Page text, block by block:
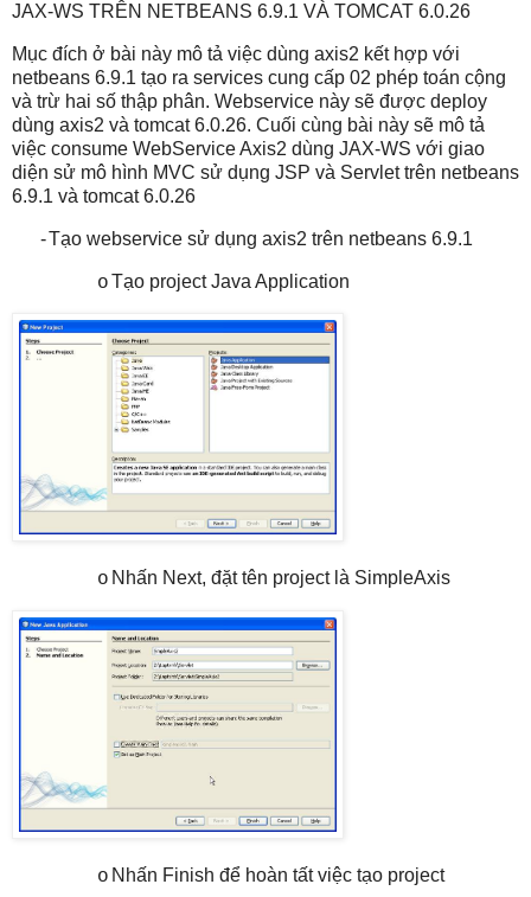
JAX-WS TRÊN NETBEANS 6.9.1 VÀ TOMCAT 6.0.26
Mục đích ở bài này mô tả việc dùng axis2 kết hợp với
netbeans 6.9.1 tạo ra services cung cấp 02 phép toán cộng
và trừ hai số thập phân. Webservice này sẽ được deploy
dùng axis2 và tomcat 6.0.26. Cuối cùng bài này sẽ mô tả
việc consume WebService Axis2 dùng JAX-WS với giao
diện sử mô hình MVC sử dụng JSP và Servlet trên netbeans
6.9.1 và tomcat 6.0.26
-Tạo webservice sử dụng axis2 trên netbeans 6.9.1
oTạo project Java Application
o Nhấn Next, đặt tên project là SimpleAxis
o Nhấn Finish để hoàn tất việc tạo project